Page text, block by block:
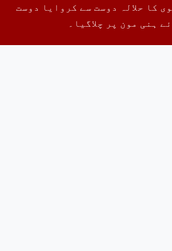
کا حلالہ دوست سے کروایا دوست
ہنی مون پر چلاگیا۔